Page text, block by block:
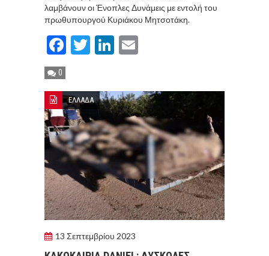
λαμβάνουν οι Ένοπλες Δυνάμεις με εντολή του
πρωθυπουργού Κυριάκου Μητσοτάκη.
Facebook
TwitterLinkedIn
0
ΕΛΛΑΔΑ
13 Σεπτεμβρίου 2023